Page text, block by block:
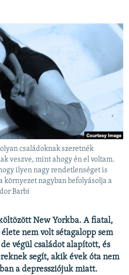
családoknak szeretnék
veszve, mint ahogy én el voltam.
ilyen nagy rendetlenséget is
környezet nagyban befolyásolja a
Barbi
New Yorkba. A fiatal,
nem volt sétagalopp sem
végül családot alapított, és
segít, akik évek óta nem
a depressziójuk miatt.